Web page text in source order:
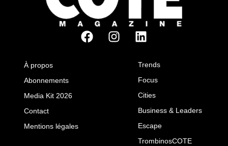
À propos
Abonnements
Media Kit 2026
Contact
Mentions légales
Trends
Focus
Cities
Business & Leaders
Escape
TrombinosCOTE